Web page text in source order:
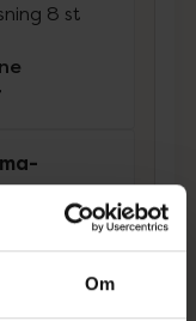
Om
8 st